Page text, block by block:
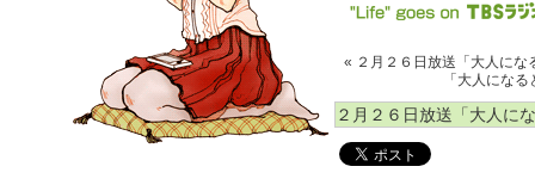
« ２月２６日放送「大人にな
「大人にな
２月２６日放送「大人に